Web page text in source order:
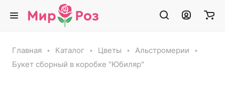
Главная Каталог Цветы
Альстромерии
Букет сборный в коробке "Юбиляр"